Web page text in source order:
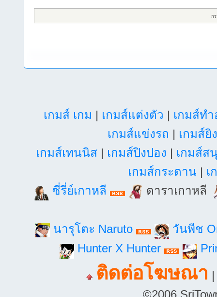
ก
เกมส์ เกม | เกมส์แต่งตัว | เกมส์ท
เกมส์แข่งรถ | เกมส์ยิ
เกมส์เทนนิส| เกมส์ปิงปอง | เกมส์ส
เกมส์กระดาน | เ
ซี่รี่ย์เกาหลี
ดาราเกาหลี
นารุโตะ Naruto
วันพีช
Hunter X Hunter
ติดต่อโฆษณา
©2006